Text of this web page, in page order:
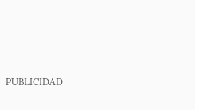
PUBLICIDAD